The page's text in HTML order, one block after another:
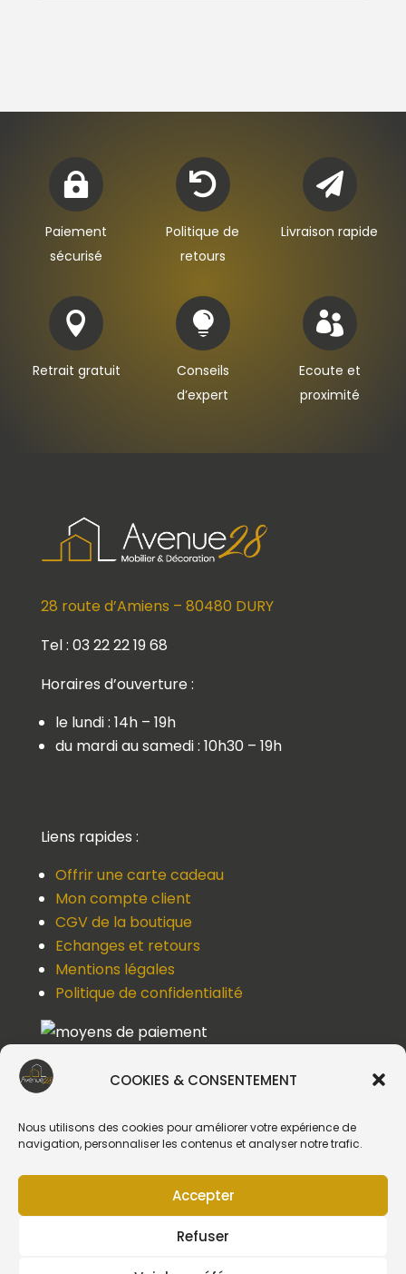
COOKIES & CONSENTEMENT
Nous utilisons des cookies pour améliorer votre expérience de
navigation, personnaliser les contenus et analyser notre trafic.
Accepter
Refuser

Paiement
sécurisé

Politique de
retours

Livraison rapide

Retrait gratuit

Conseils
d’expert

Ecoute et
proximité
28 route d’Amiens – 80480 DURY
Tel : 03 22 22 19 68
Horaires d’ouverture :
le lundi : 14h – 19h
du mardi au samedi : 10h30 – 19h
Liens rapides :
Offrir une carte cadeau
Mon compte client
CGV de la boutique
Echanges et retours
Mentions légales
Politique de confidentialité
Une question, un devis, un souci ?
Contactez-nous !
Suivez-nous